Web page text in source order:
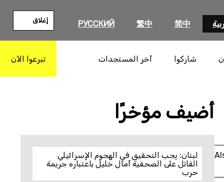
简中
繁中
РУССКИЙ إغلاق
شاركوا آخر المستجدات تبرعوا الآن
أضيف مؤخرًا
لبنان: يجب التحقيق في الهجوم الإسرائيلي
القاتل على الصحفية آمال خليل باعتباره جريمة
حرب